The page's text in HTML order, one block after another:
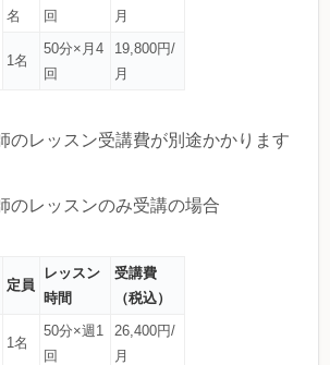
名
回
月
1名
50分×月4
回
19,800円/
月
のレッスン受講費が別途かかります
のレッスンのみ受講の場合
定員
レッスン
時間
受講費
（税込）
1名
50分×週1
回
26,400円/
月